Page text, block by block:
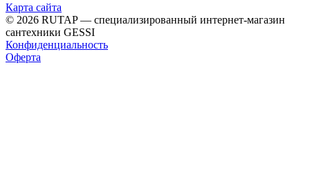
Карта сайта
© 2026 RUTAP — специализированный интернет-магазин
сантехники GESSI
Конфиденциальность
Оферта